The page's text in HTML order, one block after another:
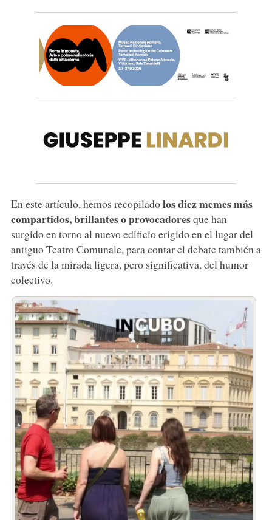
En este artículo, hemos recopiladolos diez memes más
compartidos, brillantes o provocadoresque han
surgido en torno al nuevo edificio erigido en el lugar del
antiguo Teatro Comunale, para contar el debate también a
través de la mirada ligera, pero significativa, del humor
colectivo.